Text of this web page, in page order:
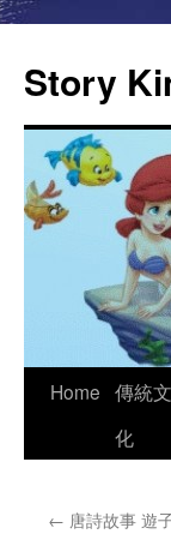
Story
Skip
Home 傳統文
化
← 唐詩故事 遊